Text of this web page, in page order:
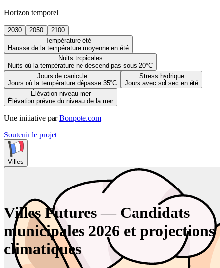
Horizon temporel
2030 2050
2100
Température été
Hausse de la température moyenne en été
Nuits tropicales
Nuits où la température ne descend pas sous 20°C
Jours de canicule
Jours où la température dépasse 35°C
Stress hydrique
Jours avec sol sec en été
Élévation niveau mer
Élévation prévue du niveau de la mer
Une initiative par Bonpote.com
Soutenir le projet
Villes
Villes Futures — Candidats
municipales 2026 et projections
climatiques